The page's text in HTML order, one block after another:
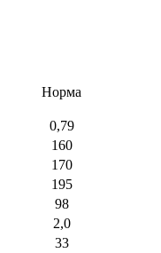
Норма
0,79
160
170
195
98
2,0
33